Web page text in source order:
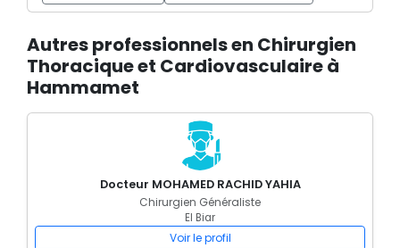
Autres professionnels en Chirurgien
Thoracique et Cardiovasculaire à
Hammamet
Docteur MOHAMED RACHID YAHIA
Chirurgien Généraliste
El Biar
Voir le profil